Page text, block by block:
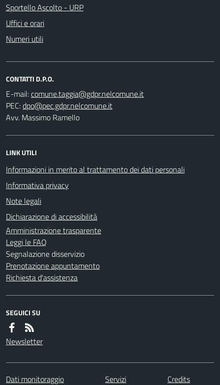
Sportello Ascolto - URP
Uffici e orari
Numeri utili
CONTATTI D.P.O.
E-mail:
PEC:
Avv. Massimo Ramello
LINK UTILI
Informazioni in merito al trattamento dei dati personali
Informativa privacy
Note legali
Dichiarazione di accessibilità
Amministrazione trasparente
Leggi le FAQ
Segnalazione disservizio
Prenotazione appuntamento
Richiesta d'assistenza
SEGUICI SU
Newsletter
Dati monitoraggio Servizi
Credits